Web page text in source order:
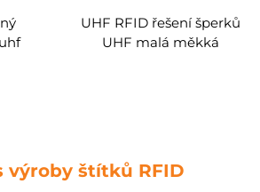
UHF RFID řešení šperků
UHF malá měkká
výroby štítků RFID